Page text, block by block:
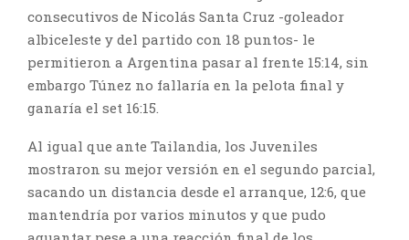
consecutivos de Nicolás Santa Cruz -goleador
albiceleste y del partido con 18 puntos- le
permitieron a Argentina pasar al frente 15:14, sin
embargo Túnez no fallaría en la pelota final y
ganaría el set 16:15.
Al igual que ante Tailandia, los Juveniles
mostraron su mejor versión en el segundo parcial,
sacando un distancia desde el arranque, 12:6, que
mantendría por varios minutos y que pudo